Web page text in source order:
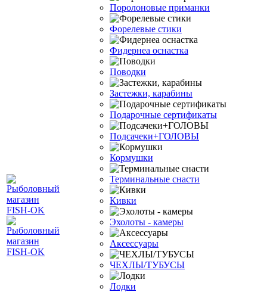
Поролоновые приманки
Форелевые стики
Фидернеа оснастка
Поводки
Застежки, карабины
Подарочные сертификаты
Подсачеки+ГОЛОВЫ
Кормушки
Терминальные снасти
Кивки
Эхолоты - камеры
Аксессуары
ЧЕХЛЫ/ТУБУСЫ
Лодки